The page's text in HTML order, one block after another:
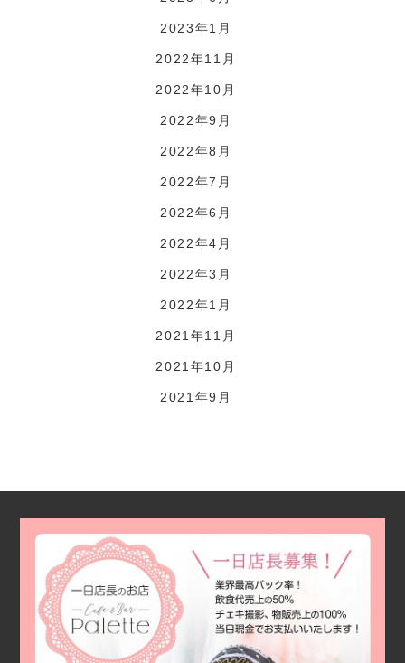
2023年1月
2022年11月
2022年10月
2022年9月
2022年8月
2022年7月
2022年6月
2022年4月
2022年3月
2022年1月
2021年11月
2021年10月
2021年9月